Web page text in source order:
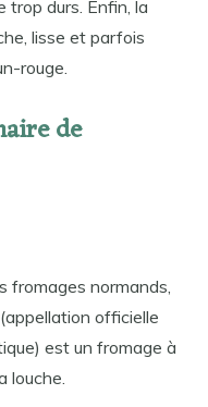
trop durs. Enfin, la
lisse et parfois
rouge.
de
fromages normands,
officielle
est un fromage à
louche.